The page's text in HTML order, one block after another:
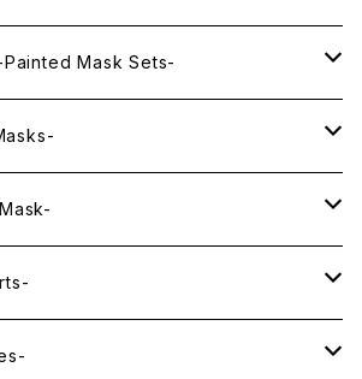
& Wig Sets
-Premium base masks-
Wigs-
-Premium Lens eye-
-Painted Mask Sets-
Masks-